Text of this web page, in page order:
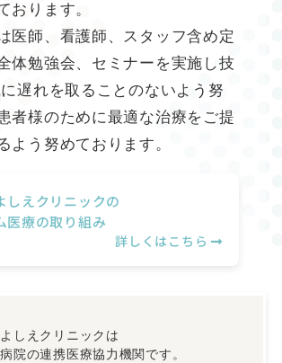
おります。
医師、看護師、スタッフ含め定
体勉強会、セミナーを実施し技
遅れを取ることのないよう努
者様のために最適な治療をご提
よう努めております。
しえクリニックの
医療の取り組み
詳しくはこちら
しえクリニックは
院の連携医療協力機関です。